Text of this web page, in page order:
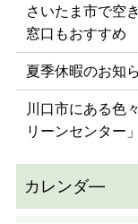
さいたま市で空
窓口もおすすめ
夏季休暇のお知
川口市にある色
リーンセンター